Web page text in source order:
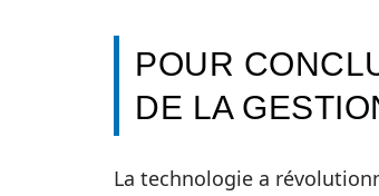
POUR
DE LA
La technologie a